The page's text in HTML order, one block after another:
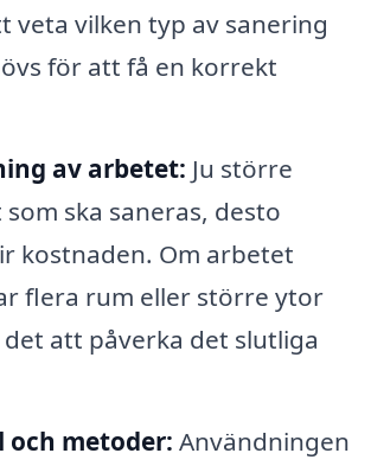
veta vilken typ av sanering
för att få en korrekt
av arbetet: Ju större
ska saneras, desto
kostnaden. Om arbetet
flera rum eller större ytor
att påverka det slutliga
och metoder: Användningen